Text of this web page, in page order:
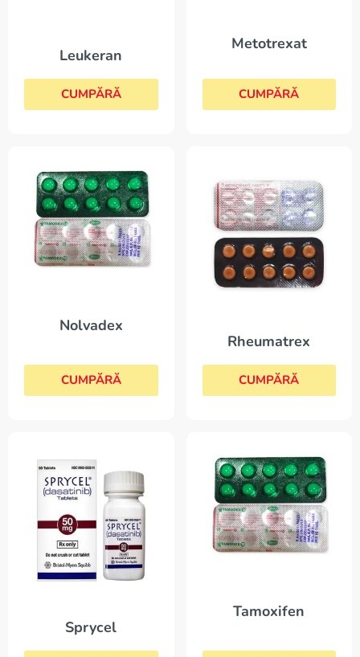
Leukeran
CUMPĂRĂ
Metotrexat
CUMPĂRĂ
Nolvadex
CUMPĂRĂ
Rheumatrex
CUMPĂRĂ
Sprycel
Tamoxifen